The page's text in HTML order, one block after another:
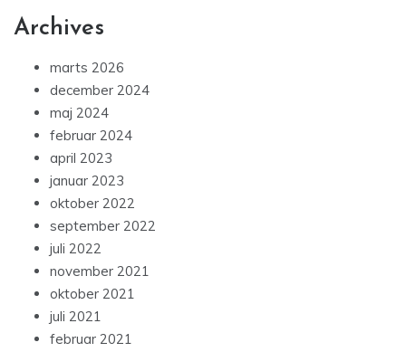
Archives
marts 2026
december 2024
maj 2024
februar 2024
april 2023
januar 2023
oktober 2022
september 2022
juli 2022
november 2021
oktober 2021
juli 2021
februar 2021